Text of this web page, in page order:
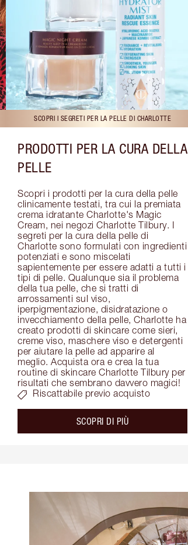
SCOPRI I SEGRETI PER LA PELLE DI CHARLOTTE
PRODOTTI PER LA CURA DELLA
PELLE
Scopri i prodotti per la cura della pelle
clinicamente testati, tra cui la premiata
crema idratante Charlotte's Magic
Cream, nei negozi Charlotte Tilbury. I
segreti per la cura della pelle di
Charlotte sono formulati con ingredienti
potenziati e sono miscelati
sapientemente per essere adatti a tutti i
tipi di pelle. Qualunque sia il problema
della tua pelle, che si tratti di
arrossamenti sul viso,
iperpigmentazione, disidratazione o
invecchiamento della pelle, Charlotte ha
creato prodotti di skincare come sieri,
creme viso, maschere viso e detergenti
per aiutare la pelle ad apparire al
meglio. Acquista ora e crea la tua
routine di skincare Charlotte Tilbury per
risultati che sembrano davvero magici!
Riscattabile previo acquisto
SCOPRI DI PIÙabout the